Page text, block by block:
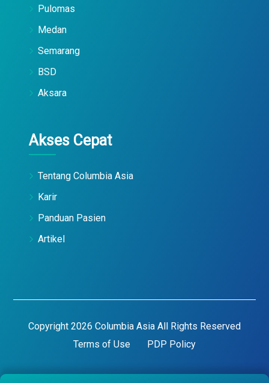
Pulomas
Medan
Semarang
BSD
Aksara
Akses Cepat
Tentang Columbia Asia
Karir
Panduan Pasien
Artikel
Copyright 2026 Columbia Asia All Rights Reserved
Terms of Use
PDP Policy